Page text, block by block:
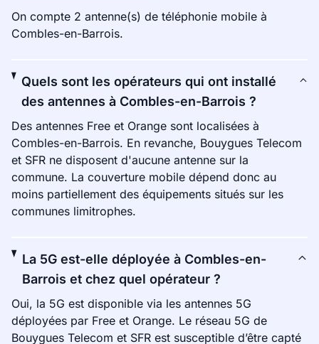
On compte 2 antenne(s) de téléphonie mobile à
Combles-en-Barrois.
Quels sont les opérateurs qui ont installé
des antennes à Combles-en-Barrois ?
Des antennes Free et Orange sont localisées à
Combles-en-Barrois. En revanche, Bouygues Telecom
et SFR ne disposent d'aucune antenne sur la
commune. La couverture mobile dépend donc au
moins partiellement des équipements situés sur les
communes limitrophes.
La 5G est-elle déployée à Combles-en-
Barrois et chez quel opérateur ?
Oui, la 5G est disponible via les antennes 5G
déployées par Free et Orange. Le réseau 5G de
Bouygues Telecom et SFR est susceptible d’être capté